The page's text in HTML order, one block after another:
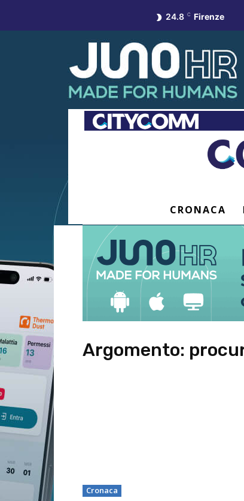
24.8 C Firenze
CRONACA
Argomento:
Cronaca